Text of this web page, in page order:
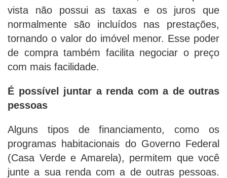
vista não possui as taxas e os juros que
normalmente são incluídos nas prestações,
tornando o valor do imóvel menor. Esse poder
de compra também facilita negociar o preço
com mais facilidade.
É possível juntar a renda com a de outras
pessoas
Alguns tipos de financiamento, como os
programas habitacionais do Governo Federal
(Casa Verde e Amarela), permitem que você
junte a sua renda com a de outras pessoas.